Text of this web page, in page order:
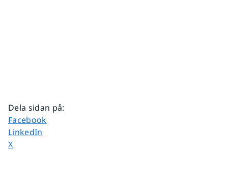
Dela sidan på:
Dela sidan på
Facebook
Dela sidan på
LinkedIn
Dela sidan på
X